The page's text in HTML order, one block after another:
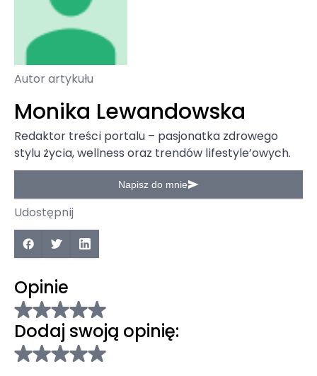
Autor artykułu
Monika Lewandowska
Redaktor treści portalu – pasjonatka zdrowego
stylu życia, wellness oraz trendów lifestyle’owych.
Napisz do mnie
Udostępnij
Opinie
Dodaj swoją opinię: